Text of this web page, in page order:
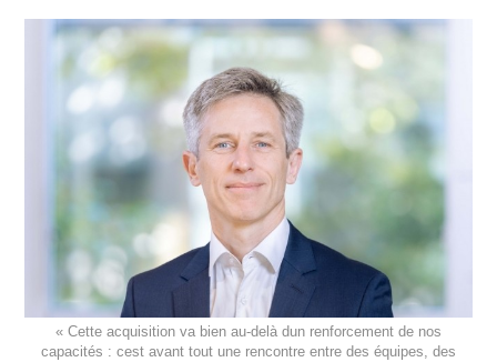
« Cette acquisition va bien au-delà dun renforcement de nos
capacités : cest avant tout une rencontre entre des équipes, des